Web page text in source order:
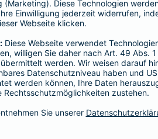
a. G. (PDF)
(Barmenia